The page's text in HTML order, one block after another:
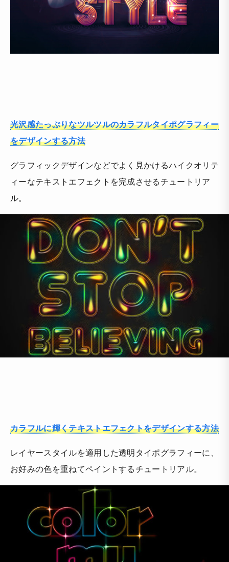
光沢感たっぷりなツルツルのカラフルタイポグラフィー
をデザインする方法
グラフィックデザインなどでよく見かけるハイクオリテ
ィーなテキストエフェクトを完成させるチュートリア
ル。
カラフルに輝くテキストエフェクトをデザインする方法
レイヤースタイルを適用した透明タイポグラフィーに、
お好みの色を重ねてペイントするチュートリアル。